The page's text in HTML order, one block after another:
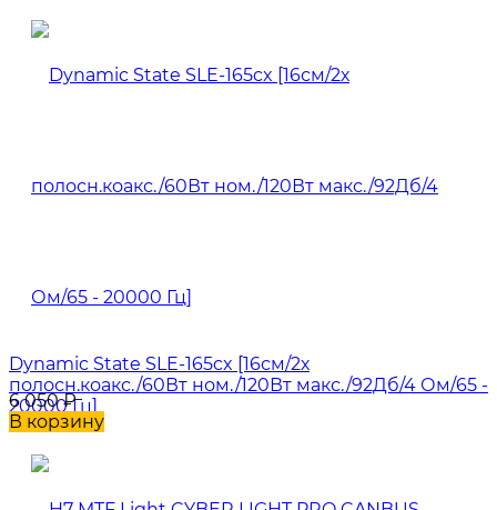
Dynamic State SLE-165cx [16см/2х
полосн.коакс./60Вт ном./120Вт макс./92Дб/4 Ом/65 -
20000 Гц]
6 050₽
В корзину